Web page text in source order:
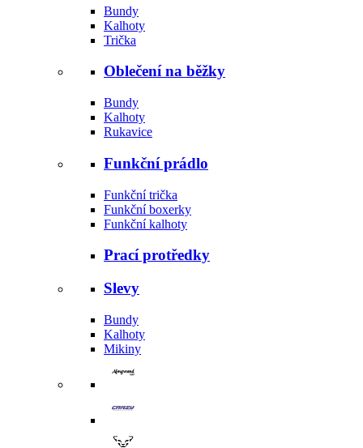
Bundy
Kalhoty
Trička
Oblečení na běžky
Bundy
Kalhoty
Rukavice
Funkční prádlo
Funkční trička
Funkční boxerky
Funkční kalhoty
Prací protředky
Slevy
Bundy
Kalhoty
Mikiny